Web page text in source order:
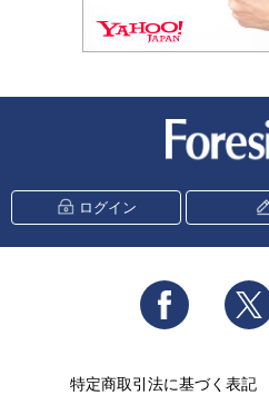
ログイン
Facebook
特定商取引法に基づく表記